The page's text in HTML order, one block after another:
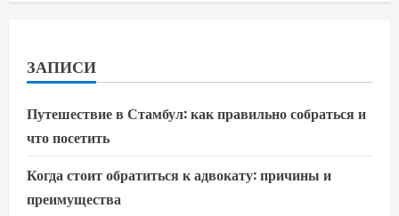
ЗАПИСИ
Путешествие в Стамбул: как правильно собраться и
что посетить
Когда стоит обратиться к адвокату: причины и
преимущества